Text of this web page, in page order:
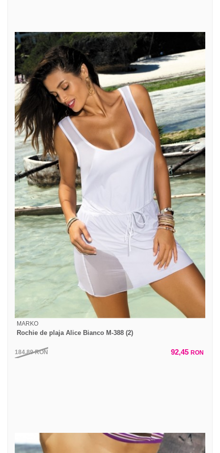
MARKO
Rochie de plaja Alice Bianco M-388 (2)
184,89RON 92,45 RON